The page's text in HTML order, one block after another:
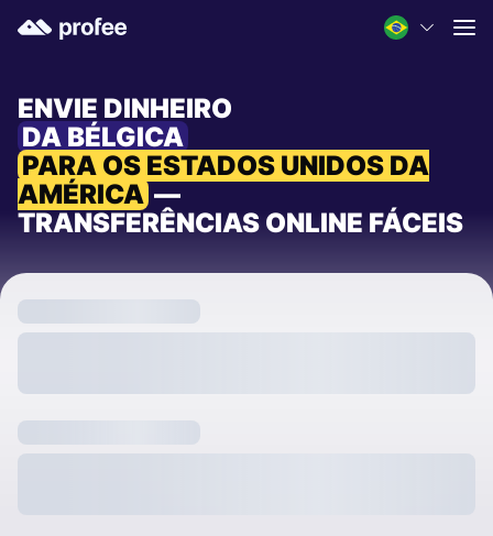
ENVIE DINHEIRO
DA BÉLGICA
PARA OS ESTADOS UNIDOS DA
AMÉRICA —
TRANSFERÊNCIAS ONLINE FÁCEIS